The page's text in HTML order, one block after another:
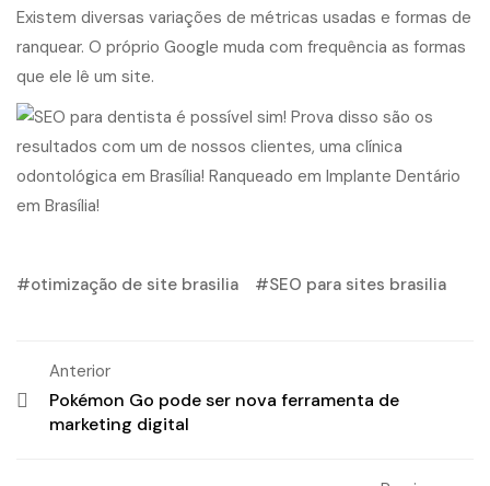
Existem diversas variações de métricas usadas e formas de
ranquear. O próprio Google muda com frequência as formas
que ele lê um site.
otimização de site brasilia SEO para sites brasilia
Anterior
Pokémon Go pode ser nova ferramenta de
marketing digital